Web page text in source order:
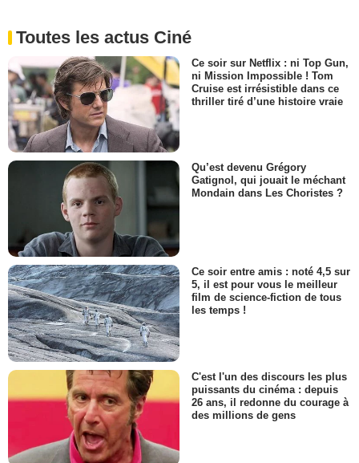
Toutes les actus Ciné
Ce soir sur Netflix : ni Top Gun,
ni Mission Impossible ! Tom
Cruise est irrésistible dans ce
thriller tiré d’une histoire vraie
Qu’est devenu Grégory
Gatignol, qui jouait le méchant
Mondain dans Les Choristes ?
Ce soir entre amis : noté 4,5 sur
5, il est pour vous le meilleur
film de science-fiction de tous
les temps !
C'est l'un des discours les plus
puissants du cinéma : depuis
26 ans, il redonne du courage à
des millions de gens